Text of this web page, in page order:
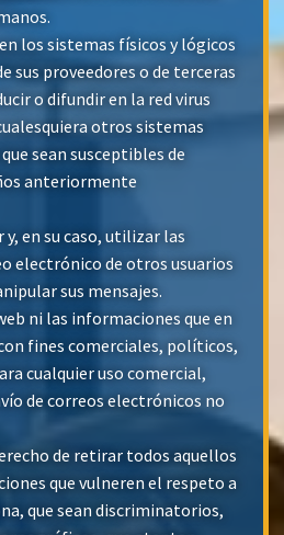
los sistemas físicos y lógicos
sus proveedores o de terceras
o difundir en la red virus
otros sistemas
sean susceptibles de
anteriormente
en su caso, utilizar las
electrónico de otros usuarios
sus mensajes.
ni las informaciones que en
fines comerciales, políticos,
cualquier uso comercial,
de correos electrónicos no
de retirar todos aquellos
que vulneren el respeto a
que sean discriminatorios,